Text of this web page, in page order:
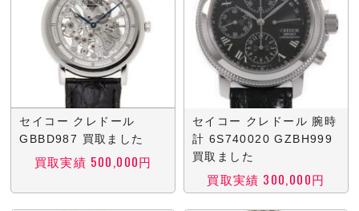
セイコー クレドール
GBBD987 買取ました
買取実績 500,000円
セイコー クレドール 腕時
計 6S740020 GZBH999
買取ました
買取実績 300,000円